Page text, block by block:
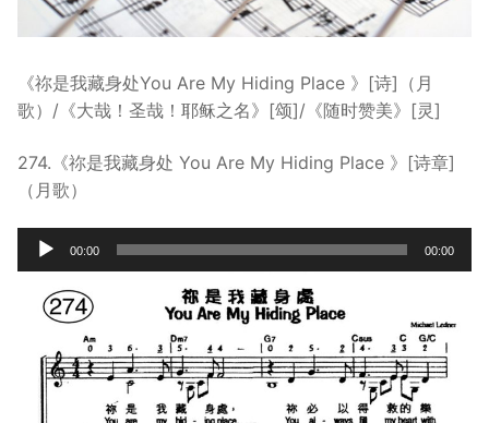
音乐事工
宣教事工
神学研究
关于我们
《祢是我藏身处You Are My Hiding Place 》[诗]（月
歌）/《大哉！圣哉！耶稣之名》[颂]/《随时赞美》[灵]
274.《祢是我藏身处 You Are My Hiding Place 》[诗章]
（月歌）
Audio
Player
00:00 00:00